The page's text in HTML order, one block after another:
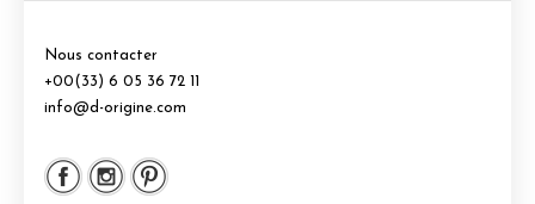
Nous contacter
+00(33) 6 05 36 72 11
info@d-origine.com